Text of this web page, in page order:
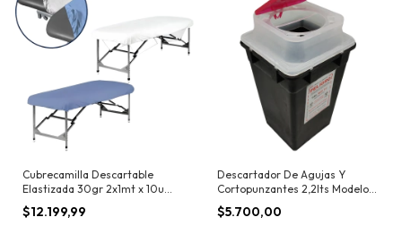
Cubrecamilla Descartable
Elastizada 30gr 2x1mt x 10u
Clothier
$12.199,99
Descartador De Agujas Y
Cortopunzantes 2,2lts Modelo
E-2
$5.700,00